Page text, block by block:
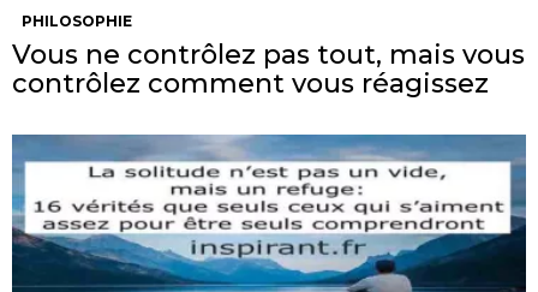
PHILOSOPHIE
Vous ne contrôlez pas tout, mais vous
contrôlez comment vous réagissez